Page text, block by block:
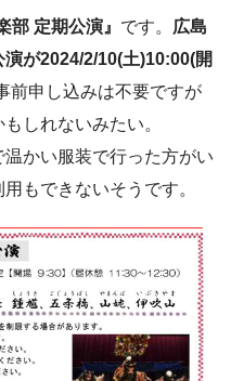
部 定期公演』 です。 広島
が2024/2/10(土)10:00(開
前申し込みは不要ですが
しれないみたい。
かい服装で行った方がい
もできないそうです。